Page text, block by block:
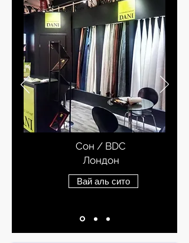
Сон / BDC
Лондон
Вай аль сито